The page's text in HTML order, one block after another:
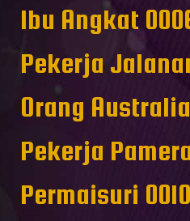
Ibu Angkat
Pekerja
Orang
Pekerja
Permaisuri